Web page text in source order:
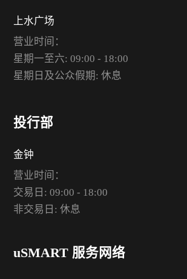
上水广场
营业时间：
星期一至六: 09:00 - 18:00
星期日及公众假期: 休息
投行部
金钟
营业时间：
交易日: 09:00 - 18:00
非交易日: 休息
uSMART 服务网络